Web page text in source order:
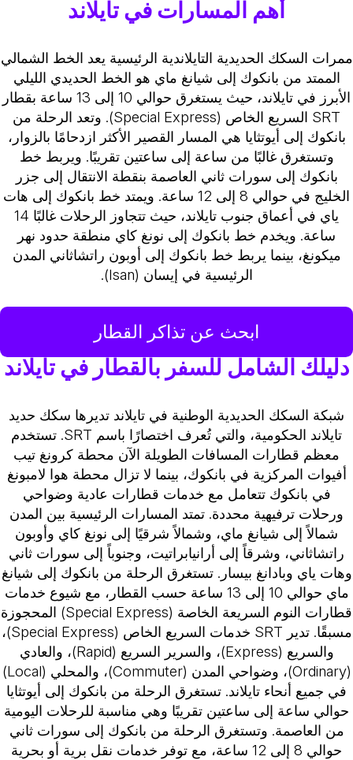
أهم المسارات في تايلاند
السكك الحديدية التايلاندية الرئيسيةيعد الخط الشمالي
الممتد من بانكوك إلى شيانغ ماي هو الخط الحديدي الليلي
الأبرز في تايلاند، حيث يستغرق حوالي 10 إلى 13 ساعة بقطار
SRT السريع الخاص (Special Express). وتعد الرحلة من
بانكوك إلى أيوتثايا هي المسار القصير الأكثر ازدحامًا بالزوار،
وتستغرق غالبًا من ساعة إلى ساعتين تقريبًا. ويربط خط
بانكوك إلى سورات ثاني العاصمة بنقطة الانتقال إلى جزر
الخليج في حوالي 8 إلى 12 ساعة. ويمتد خط بانكوك إلى هات
ياي في أعماق جنوب تايلاند، حيث تتجاوز الرحلات غالبًا 14
ساعة. ويخدم خط بانكوك إلى نونغ كاي منطقة حدود نهر
ميكونغ، بينما يربط خط بانكوك إلى أوبون راتشاثاني المدن
الرئيسية في إيسان (Isan).
ابحث عن تذاكر القطار
دليلك الشامل للسفر بالقطار في تايلاند
شبكة السكك الحديدية الوطنية في تايلاند تديرها سكك حديد
تايلاند الحكومية، والتي تُعرف اختصارًا باسم SRT. تستخدم
معظم قطارات المسافات الطويلة الآن محطة كرونغ تيب
أفيوات المركزية في بانكوك، بينما لا تزال محطة هوا لامبونغ
في بانكوك تتعامل مع خدمات قطارات عادية وضواحي
ورحلات ترفيهية محددة. تمتد المسارات الرئيسية بين المدن
شمالاً إلى شيانغ ماي، وشمالاً شرقيًا إلى نونغ كاي وأوبون
راتشاثاني، وشرقاً إلى أرانيابراتيت، وجنوباً إلى سورات ثاني
وهات ياي وبادانغ بيسار. تستغرق الرحلة من بانكوك إلى شيانغ
ماي حوالي 10 إلى 13 ساعة حسب القطار، مع شيوع خدمات
قطارات النوم السريعة الخاصة (Special Express) المحجوزة
مسبقًا. تدير SRT خدمات السريع الخاص (Special Express)،
والسريع (Express)، والسرير السريع (Rapid)، والعادي
(Ordinary)، وضواحي المدن (Commuter)، والمحلي (Local)
في جميع أنحاء تايلاند. تستغرق الرحلة من بانكوك إلى أيوتثايا
حوالي ساعة إلى ساعتين تقريبًا وهي مناسبة للرحلات اليومية
من العاصمة. وتستغرق الرحلة من بانكوك إلى سورات ثاني
حوالي 8 إلى 12 ساعة، مع توفر خدمات نقل برية أو بحرية